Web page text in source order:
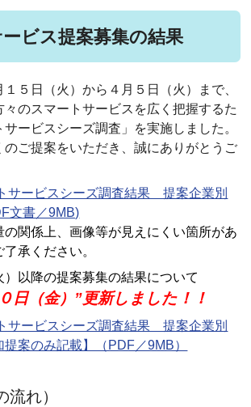
ビス提案募集の結果
５日（火）から４月５日（火）まで、
々のスマートサービスを広く把握するた
ービスシーズ調査」を実施しました。
のご提案をいただき、誠にありがとうご
サービスシーズ調査結果 提案企業別
文書／9MB)
関係上、画像等が見えにくい箇所があ
承ください。
以降の提案募集の結果について
（金）”更新しました！！
サービスシーズ調査結果 提案企業別
案のみ記載】（PDF／9MB）
流れ）